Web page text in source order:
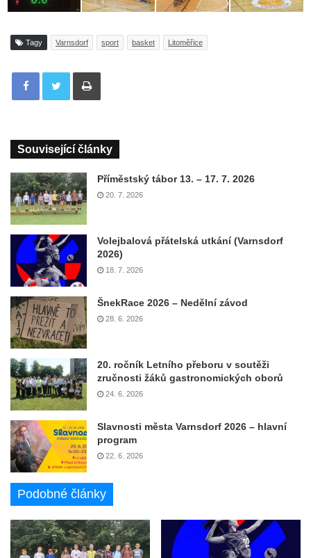
Tagy Varnsdorf sport basket Litoměřice
Tisknout
Související články
Příměstský tábor 13. – 17. 7. 2026
20. 7. 2026
Volejbalová přátelská utkání (Varnsdorf
2026)
18. 7. 2026
ŠnekRace 2026 – Nedělní závod
28. 6. 2026
20. ročník Letního přeboru v soutěži
zručnosti žáků gastronomických oborů
24. 6. 2026
Slavnosti města Varnsdorf 2026 – hlavní
program
22. 6. 2026
Podobné články